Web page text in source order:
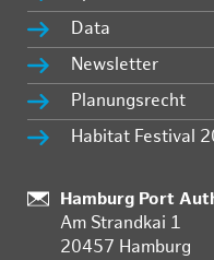
Data
Newsletter
Planungsrecht
Habitat Festival
:
Hamburg Port
Am Strandkai 1
20457 Hamburg